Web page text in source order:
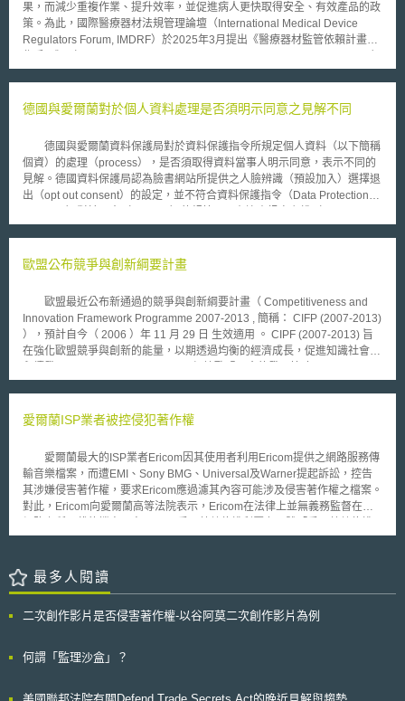
果，而減少重複作業、提升效率，並促進病人更快取得安全、有效產品的政
策。為此，國際醫療器材法規管理論壇（International Medical Device
Regulators Forum, IMDRF）於2025年3月提出《醫療器材監管依賴計畫操
草案，協助各國建立與管理依賴制度。惟此制度並非「無條件接受他國決
監管責任。 二、應用範圍 該手冊適用於所有醫療器材（含體外診斷器材）
等）。 三、依賴機制的類型 手冊歸納三類依賴機制並舉例說明： 1.工作共
享（Work-sharing）：指多國協作進行監管任務，可為聯合評估、聯合檢
查，或共同推出監管標準等。如IMDRF推出的「醫療器材單一稽查計畫」，
訂定多國之驗證機構對製造商的統一稽核標準，使廠商受稽後所作成的稽查
報告可一次性符合數國法規。 2.簡化審查（Abridged Review）：以他國完
如新加坡健康科學局已實施簡審制度。 3.承認（Recognition）：正式接受
的醫材可在歐盟27個成員國內通行。 四、結語 IMDRF並非藉由該手冊推行
資源共享，進而促進全球監管上的一致性與產品流通性。近年世界衛生組織
及區域組織（如歐盟、東協、非洲聯盟發展署）越加重視各國監管法規的一
致性，並將審查資源移向人工智慧或高風險醫材的監管探索中，此監管趨勢
值得我國持續關注。
德國與愛爾蘭對於個人資料處理是否須明示同意之見解不同
德國與愛爾蘭資料保護局對於資料保護指令所規定個人資料（以下簡稱
個資）的處理（process），是否須取得資料當事人明示同意，表示不同的
見解。德國資料保護局認為臉書網站所提供之人臉辨識（預設加入）選擇退
出（opt out consent）的設定，並不符合資料保護指令（Data Protection
determination）；然而，愛爾蘭資料保護局則認為選擇退出的機制並未牴
預設同意蒐集、使用與揭露，再讓資料當事人可選擇取消預設的作法，其實
人資料處理之法律依據時，必須取得資料當事人對其個資處理
（processing）之明示同意（explicit consent）。對於部長理事會
（Council of Ministers）認同倘資料當事人未表達歧見（unambiguous），
則企業或組織即可處理其個人資料的見解，Caspar教授亦無法予以苟同。
他認為部長理事會的建議，不但與目前正在修訂的歐盟資料保護規則草案不
然不是非常抽象的法律概念，但也不是絕對客觀的概念，尤其是將「同意」
其他因素，特別文化和社會整體，的影響，上述德國和愛爾蘭資料保護局之
料當事人之明示同意，為近來資料保護規則草案（The Proposed EU
General Data Protection Regulation）增修時受熱烈討論的核心議題。資料
保護規則草案即將成為歐盟會員國一致適用的規則，應減少分歧，然而對於
企業來說，仍需要正視即將實施的規則有解釋不一致的情況，這也是目前討
論資料保護規則草案時所面臨的難題之一。
歐盟公布競爭與創新綱要計畫
歐盟最近公布新通過的競爭與創新綱要計畫（ Competitiveness and
Innovation Framework Programme 2007-2013 , 簡稱： CIFP (2007-2013)
），預計自今（ 2006 ）年 11 月 29 日 生效適用 。 CIPF (2007-2013) 旨
在強化歐盟競爭與創新的能量，以期透過均衡的經濟成長，促進知識社會與
Strategy ，亦是將重點放在如何協助中小型企業運用其創新的潛能，開發更
激勵企業家精神、確保新創事業可獲得充份的風險資本挹注、鼓勵並引導融
永續利用，故而 CIPF (2007-2013) 的計畫重點也放在如何落實前述政策目
標，以使「競爭與創新」、「知識經濟」以及「永續發展」得以齊頭並進。
另 CIPF (2007-2013) 在第七期研發綱要架構（ Seventh Framework
Programme for research and technological development ）執行期間（
2007-2013 ）也將與其相輔相成，不過 CIPF (2007-2013) 重點不在研發補
CIPF (2007-2013) 的經費主要會用於如何解決研究與創新之間的市場失靈
問題。
愛爾蘭ISP業者被控侵犯著作權
愛爾蘭最大的ISP業者Ericom因其使用者利用Ericom提供之網路服務傳
輸音樂檔案，而遭EMI、Sony BMG、Universal及Warner提起訴訟，控告
其涉嫌侵害著作權，要求Ericom應過濾其內容可能涉及侵害著作權之檔案。
對此，Ericom向愛爾蘭高等法院表示，Ericom在法律上並無義務監督在其
利」(Digital Rights Ireland，簡稱DRI)聲稱，上述音樂出版業者對於Ericom
務對於網路上使用者的行為負責；歐盟也無法律特別要求業者應監督其所提
供網路服務傳遞的資訊內容。DRI亦表示，若立法要求業者應監督傳輸之檔
其使用網路之行為，但目前過濾篩選技術仍不夠完善，反而會影響合法使用
要求應即時阻攔使用者非法分享之檔案。如2008年夏季，法國將提出一套
最多人閱讀
二次創作影片是否侵害著作權-以谷阿莫二次創作影片為例
何謂「監理沙盒」？